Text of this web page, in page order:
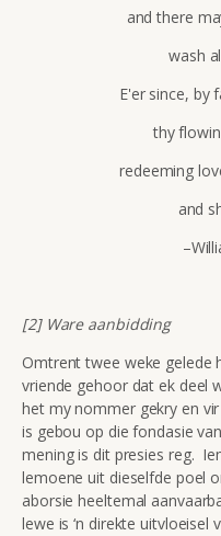
and there
wash
E'er since, by
thy
redeeming
and
[2] Ware aanbidding
Omtrent twee weke gelede
vriende gehoor dat ek deel
het my nommer gekry en vir
is gebou op die fondasie
mening is dit presies reg.
lemoene uit dieselfde poel
aborsie heeltemal
lewe is ‘n direkte uitvloeisel